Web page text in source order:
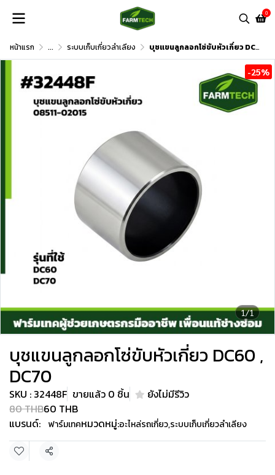
0
หน้าแรก ... ระบบเก็บเกี่ยวลำเลียง บุชแขนลูกลอกโซ่ขับหัวเกี่ยว DC60 , DC70
1/1
-25%
บุชแขนลูกลอกโซ่ขับหัวเกี่ยว DC60 ,
DC70
SKU : 32448F ขายแล้ว 0 ชิ้น
ยังไม่มีรีวิว
80 THB60 THB
แบรนด์:
ฟาร์มเทคหมวดหมู่:อะไหล่รถเกี่ยว,ระบบเก็บเกี่ยวลำเลียง
แชร์